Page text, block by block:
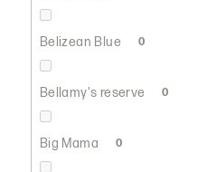
Belizean Blue 0
Bellamy's reserve 0
Big Mama 0